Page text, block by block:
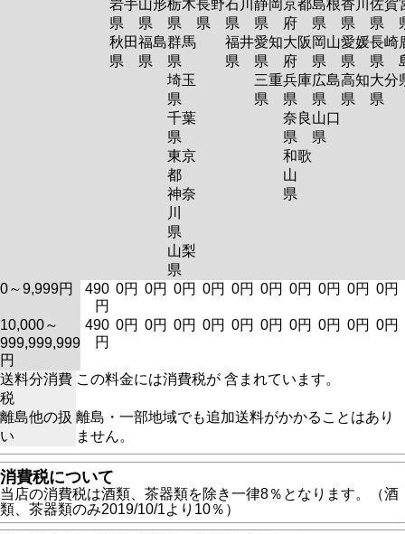
岩手
県
秋田
県
山形
県
福島
県
栃木
県
群馬
県
埼玉
県
千葉
県
東京
都
神奈
川
県
山梨
県
長野
県
石川
県
福井
県
静岡
県
愛知
県
三重
県
京都
府
大阪
府
兵庫
県
奈良
県
和歌
山
県
島根
県
岡山
県
広島
県
山口
県
香川
県
愛媛
県
高知
県
佐賀
県
長崎
県
大分
県
0～9,999円
490
円
0円 0円 0円 0円 0円 0円 0円 0円 0円 0円
10,000～
999,999,999
円
490
円
0円 0円 0円 0円 0円 0円 0円 0円 0円 0円
送料分消費
税
この料金には消費税が 含まれています。
離島他の扱
い
離島・一部地域でも追加送料がかかることはあり
ません。
消費税について
当店の消費税は酒類、茶器類を除き一律8％となります。（酒
類、茶器類のみ2019/10/1より10％）